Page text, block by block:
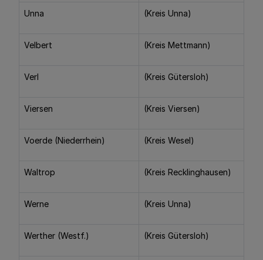
Unna (Kreis Unna)
Velbert (Kreis Mettmann)
Verl (Kreis Gütersloh)
Viersen (Kreis Viersen)
Voerde (Niederrhein) (Kreis Wesel)
Waltrop (Kreis Recklinghausen)
Werne (Kreis Unna)
Werther (Westf.) (Kreis Gütersloh)